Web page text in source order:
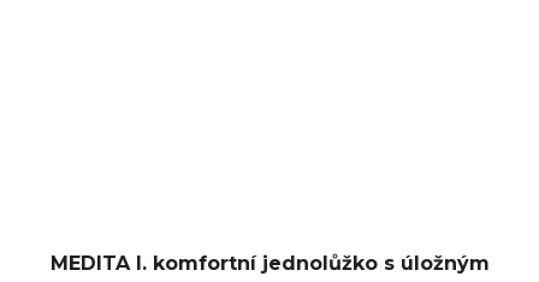
MEDITA I. komfortní jednolůžko s úložným